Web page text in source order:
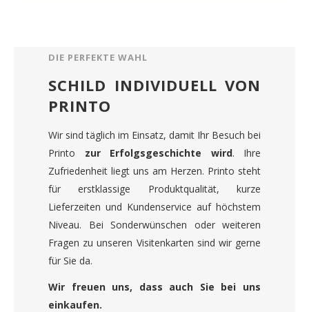
DIE PERFEKTE WAHL
SCHILD INDIVIDUELL VON
PRINTO
Wir sind täglich im Einsatz, damit Ihr Besuch bei
Printo zur Erfolgsgeschichte wird. Ihre
Zufriedenheit liegt uns am Herzen. Printo steht
für erstklassige Produktqualität, kurze
Lieferzeiten und Kundenservice auf höchstem
Niveau. Bei Sonderwünschen oder weiteren
Fragen zu unseren Visitenkarten sind wir gerne
für Sie da.
Wir freuen uns, dass auch Sie bei uns
einkaufen.